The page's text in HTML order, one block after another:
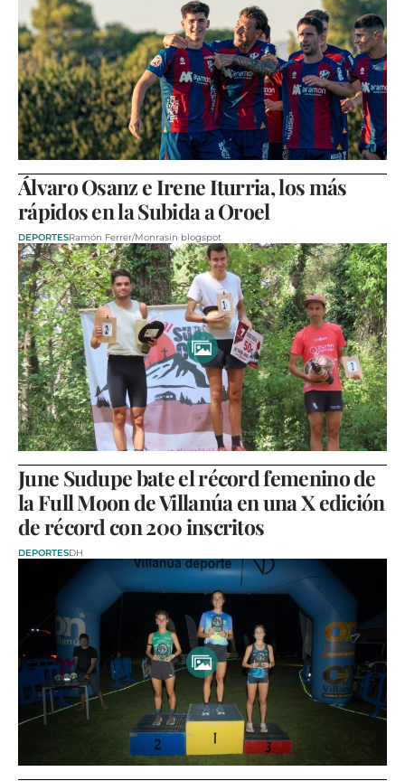
Álvaro Osanz e Irene Iturria, los más
rápidos en la Subida a Oroel
DEPORTESRamón Ferrer/Monrasin blogspot
June Sudupe bate el récord femenino de
la Full Moon de Villanúa en una X edición
de récord con 200 inscritos
DEPORTESDH